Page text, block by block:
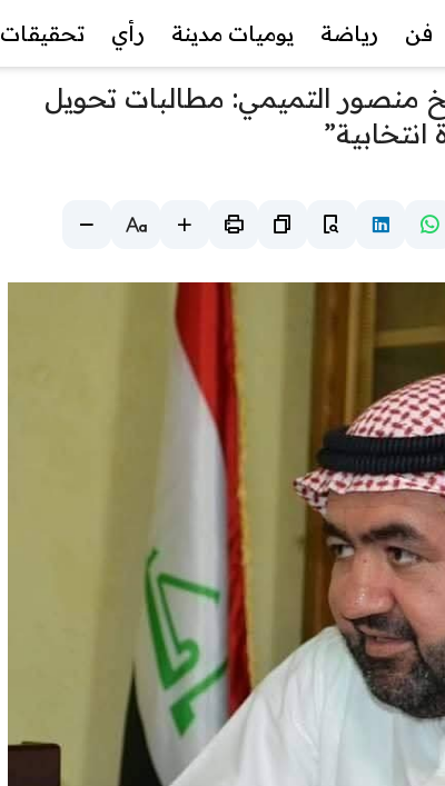
فن رياضة يوميات مدينة رأي تحقيقات
منصور التميمي: مطالبات تحويل